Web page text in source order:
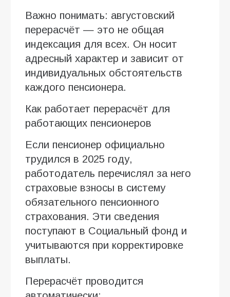
Важно понимать: августовский
перерасчёт — это не общая
индексация для всех. Он носит
адресный характер и зависит от
индивидуальных обстоятельств
каждого пенсионера.
Как работает перерасчёт для
работающих пенсионеров
Если пенсионер официально
трудился в 2025 году,
работодатель перечислял за него
страховые взносы в систему
обязательного пенсионного
страхования. Эти сведения
поступают в Социальный фонд и
учитываются при корректировке
выплаты.
Перерасчёт проводится